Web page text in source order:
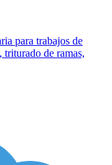
para trabajos de
triturado de ramas,